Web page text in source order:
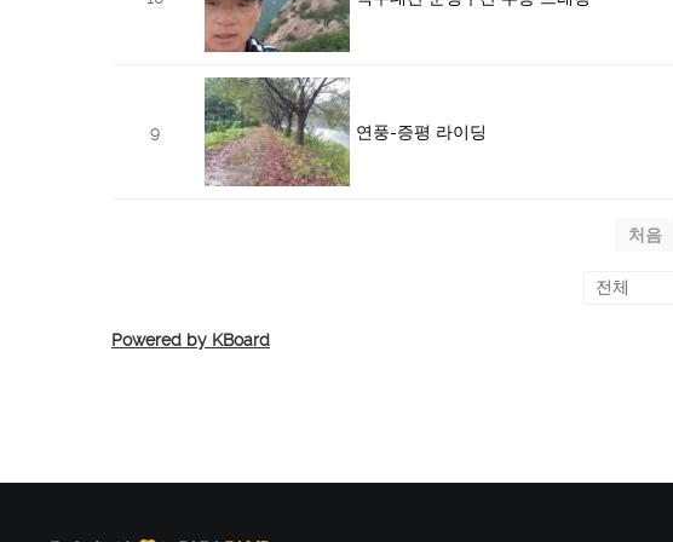
9 연풍-증평 라이딩
처음
Powered by KBoard